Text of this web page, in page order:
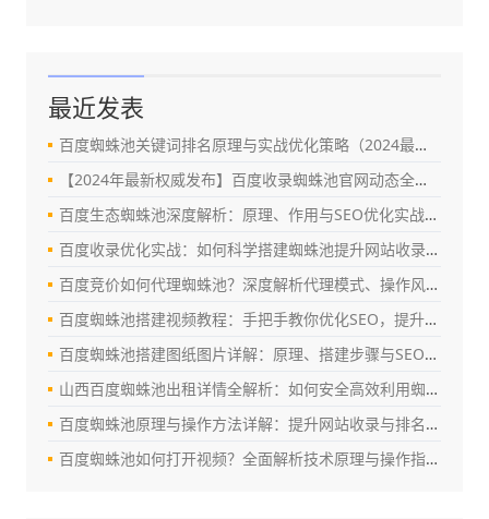
最近发表
百度蜘蛛池关键词排名原理与实战优化策略（2024最新指南）
【2024年最新权威发布】百度收录蜘蛛池官网动态全解析：真相、风险与替代方案
百度生态蜘蛛池深度解析：原理、作用与SEO优化实战指南
百度收录优化实战：如何科学搭建蜘蛛池提升网站收录效率（SEO深度指南）
百度竞价如何代理蜘蛛池？深度解析代理模式、操作风险与合规优化策略
百度蜘蛛池搭建视频教程：手把手教你优化SEO，提升百度收录与排名
百度蜘蛛池搭建图纸图片详解：原理、搭建步骤与SEO优化实战指南
山西百度蜘蛛池出租详情全解析：如何安全高效利用蜘蛛池提升网站权重？
百度蜘蛛池原理与操作方法详解：提升网站收录与排名的实战指南
百度蜘蛛池如何打开视频？全面解析技术原理与操作指南（2024最新版）